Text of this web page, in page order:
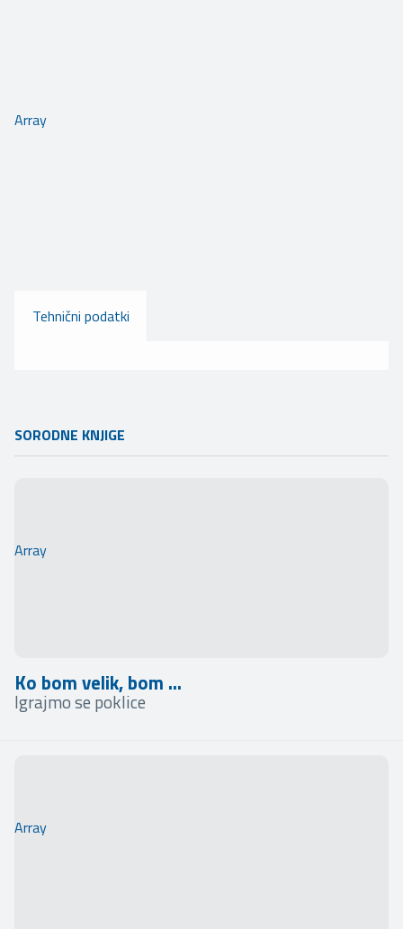
Array
Tehnični podatki
SORODNE KNJIGE
Array
Ko bom velik, bom ...
Igrajmo se poklice
Array